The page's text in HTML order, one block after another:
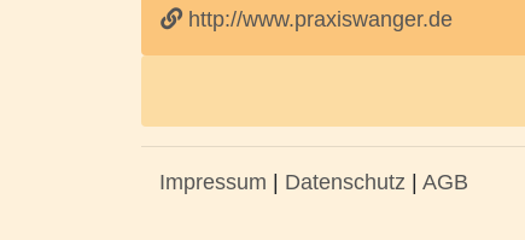
http://www.praxiswanger.de
Impressum Datenschutz AGB